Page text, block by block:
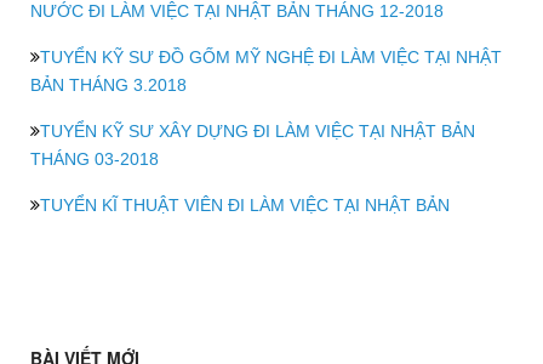
NƯỚC ĐI LÀM VIỆC TẠI NHẬT BẢN THÁNG 12-2018
TUYỂN KỸ SƯ ĐỒ GỐM MỸ NGHỆ ĐI LÀM VIỆC TẠI NHẬT
BẢN THÁNG 3.2018
TUYỂN KỸ SƯ XÂY DỰNG ĐI LÀM VIỆC TẠI NHẬT BẢN
THÁNG 03-2018
TUYỂN KĨ THUẬT VIÊN ĐI LÀM VIỆC TẠI NHẬT BẢN
BÀI VIẾT MỚI